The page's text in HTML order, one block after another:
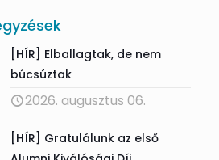
[HÍR] Elballagtak, de nem
búcsúztak
2026. augusztus 06.
[HÍR] Gratulálunk az első